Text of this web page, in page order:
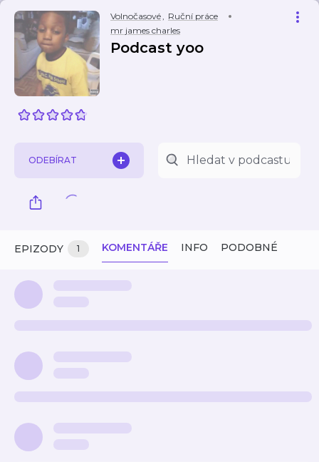
Volnočasové, Ruční práce
mr james charles
Podcast yoo
ODEBÍRAT
EPIZODY 1 KOMENTÁŘE INFO PODOBNÉ